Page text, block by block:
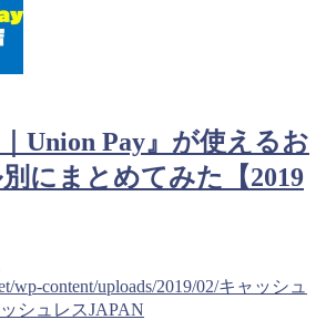
Union Pay』が使えるお
にまとめてみた【2019
wp-content/uploads/2019/02/キャッシュ
シュレスJAPAN